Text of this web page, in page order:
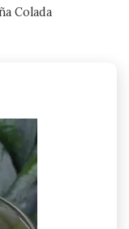
Colada